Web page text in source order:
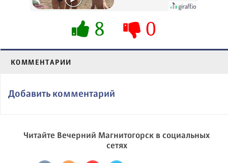
их не видят...
8 0
КОММЕНТАРИИ
Добавить комментарий
Читайте Вечерний Магнитогорск в социальных
сетях